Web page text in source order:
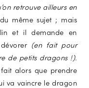
retrouve ailleurs en
du même sujet ; mais
et il demande en
(en fait pour
de petits dragons !).
alors que prendre
va vaincre le dragon